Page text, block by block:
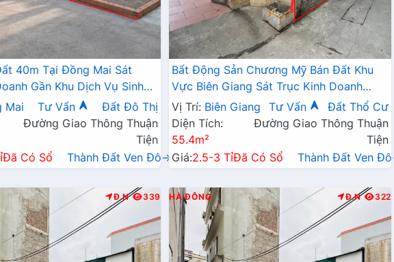
40m Tại Đồng Mai Sát
Gần Khu Dịch Vụ Sinh
Mai Tư Vấn
Đất Đô Thị
Đường Giao Thông Thuận
Tiện
Đã Có Sổ Thành Đất Ven Đô→
Bất Động Sản Chương Mỹ Bán Đất Khu
Vực Biên Giang Sát Trục Kinh Doanh
Ngay Gần QL6A, Cầu Mai Lĩnh Đang Mở
Rộng
Vị Trí: Biên Giang Tư Vấn
Đất Thổ Cư
Diện Tích:
55.4m²
Đường Giao Thông Thuận
Tiện
Giá:2.5-3 TỉĐã Có Sổ Thành Đất Ven
Đ.N 339 HÀ ĐÔNG Đ.N 322